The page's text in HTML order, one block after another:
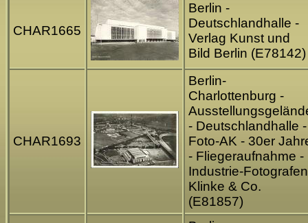
CHAR1665
Berlin -
Deutschlandhalle -
Verlag Kunst und
Bild Berlin (E78142)
CHAR1693
Berlin-
Charlottenburg -
- Deutschlandhalle -
Foto-AK - 30er
- Fliegeraufnahme -
Industrie-Fotografen
Klinke & Co.
(E81857)